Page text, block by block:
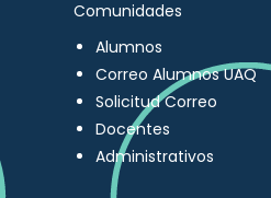
Comunidades
Alumnos
Correo Alumnos UAQ
Solicitud Correo
Docentes
Administrativos